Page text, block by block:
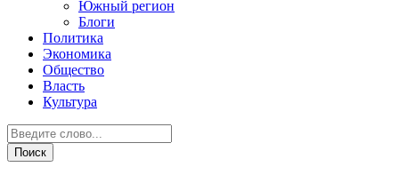
Южный регион
Блоги
Политика
Экономика
Общество
Власть
Культура